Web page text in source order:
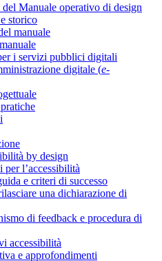
Manuale operativo di design
storico
manuale
i servizi pubblici digitali
digitale (e-
by design
per l’accessibilità
e criteri di successo
una dichiarazione di
di feedback e procedura di
accessibilità
e approfondimenti